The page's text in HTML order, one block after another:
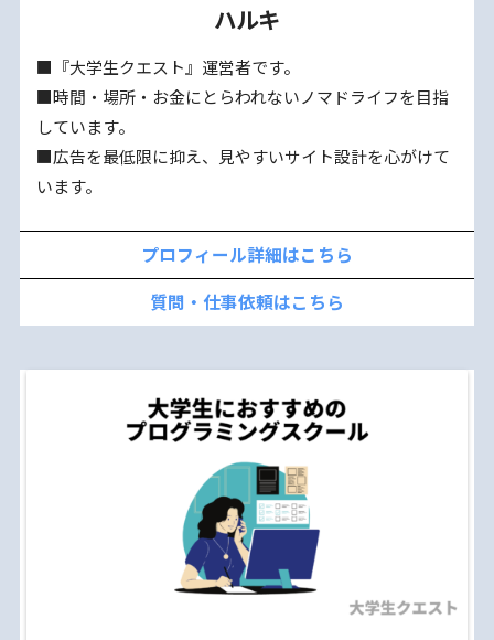
ハルキ
■『大学生クエスト』運営者です。
■時間・場所・お金にとらわれないノマドライフを目指
しています。
■広告を最低限に抑え、見やすいサイト設計を心がけて
います。
プロフィール詳細はこちら
質問・仕事依頼はこちら